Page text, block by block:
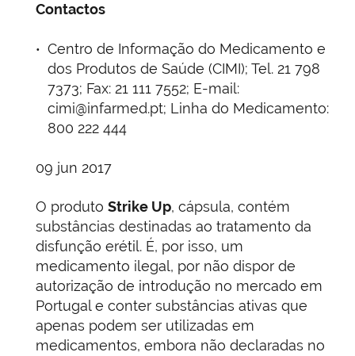
Contactos
Centro de Informação do Medicamento e
dos Produtos de Saúde (CIMI); Tel. 21 798
7373; Fax: 21 111 7552; E-mail:
cimi@infarmed.pt; Linha do Medicamento:
800 222 444
09 jun 2017
O produto Strike Up, cápsula, contém
substâncias destinadas ao tratamento da
disfunção erétil. É, por isso, um
medicamento ilegal, por não dispor de
autorização de introdução no mercado em
Portugal e conter substâncias ativas que
apenas podem ser utilizadas em
medicamentos, embora não declaradas no